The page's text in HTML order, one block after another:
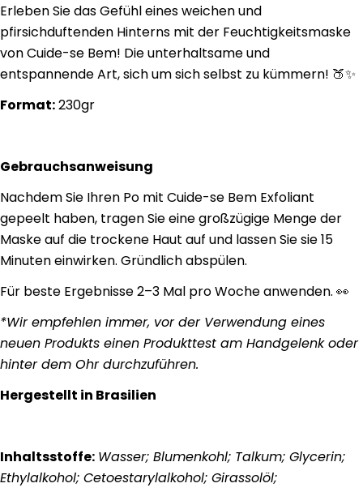
Erleben Sie das Gefühl eines weichen und
pfirsichduftenden Hinterns mit der Feuchtigkeitsmaske
von Cuide-se Bem! Die unterhaltsame und
entspannende Art, sich um sich selbst zu kümmern! 🍑✨
Format:230gr
Gebrauchsanweisung
Nachdem Sie Ihren Po mit Cuide-se Bem Exfoliant
gepeelt haben, tragen Sie eine großzügige Menge der
Maske auf die trockene Haut auf und lassen Sie sie 15
Minuten einwirken. Gründlich abspülen.
Für beste Ergebnisse 2–3 Mal pro Woche anwenden. 👀
*Wir empfehlen immer, vor der Verwendung eines
neuen Produkts einen Produkttest am Handgelenk oder
hinter dem Ohr durchzuführen.
Hergestellt in Brasilien
Inhaltsstoffe: Wasser; Blumenkohl; Talkum; Glycerin;
Ethylalkohol; Cetoestarylalkohol; Girassolöl;